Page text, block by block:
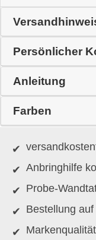
Persönlicher
Anleitung
Farben
Anbringhilfe
Probe-
Bestellung